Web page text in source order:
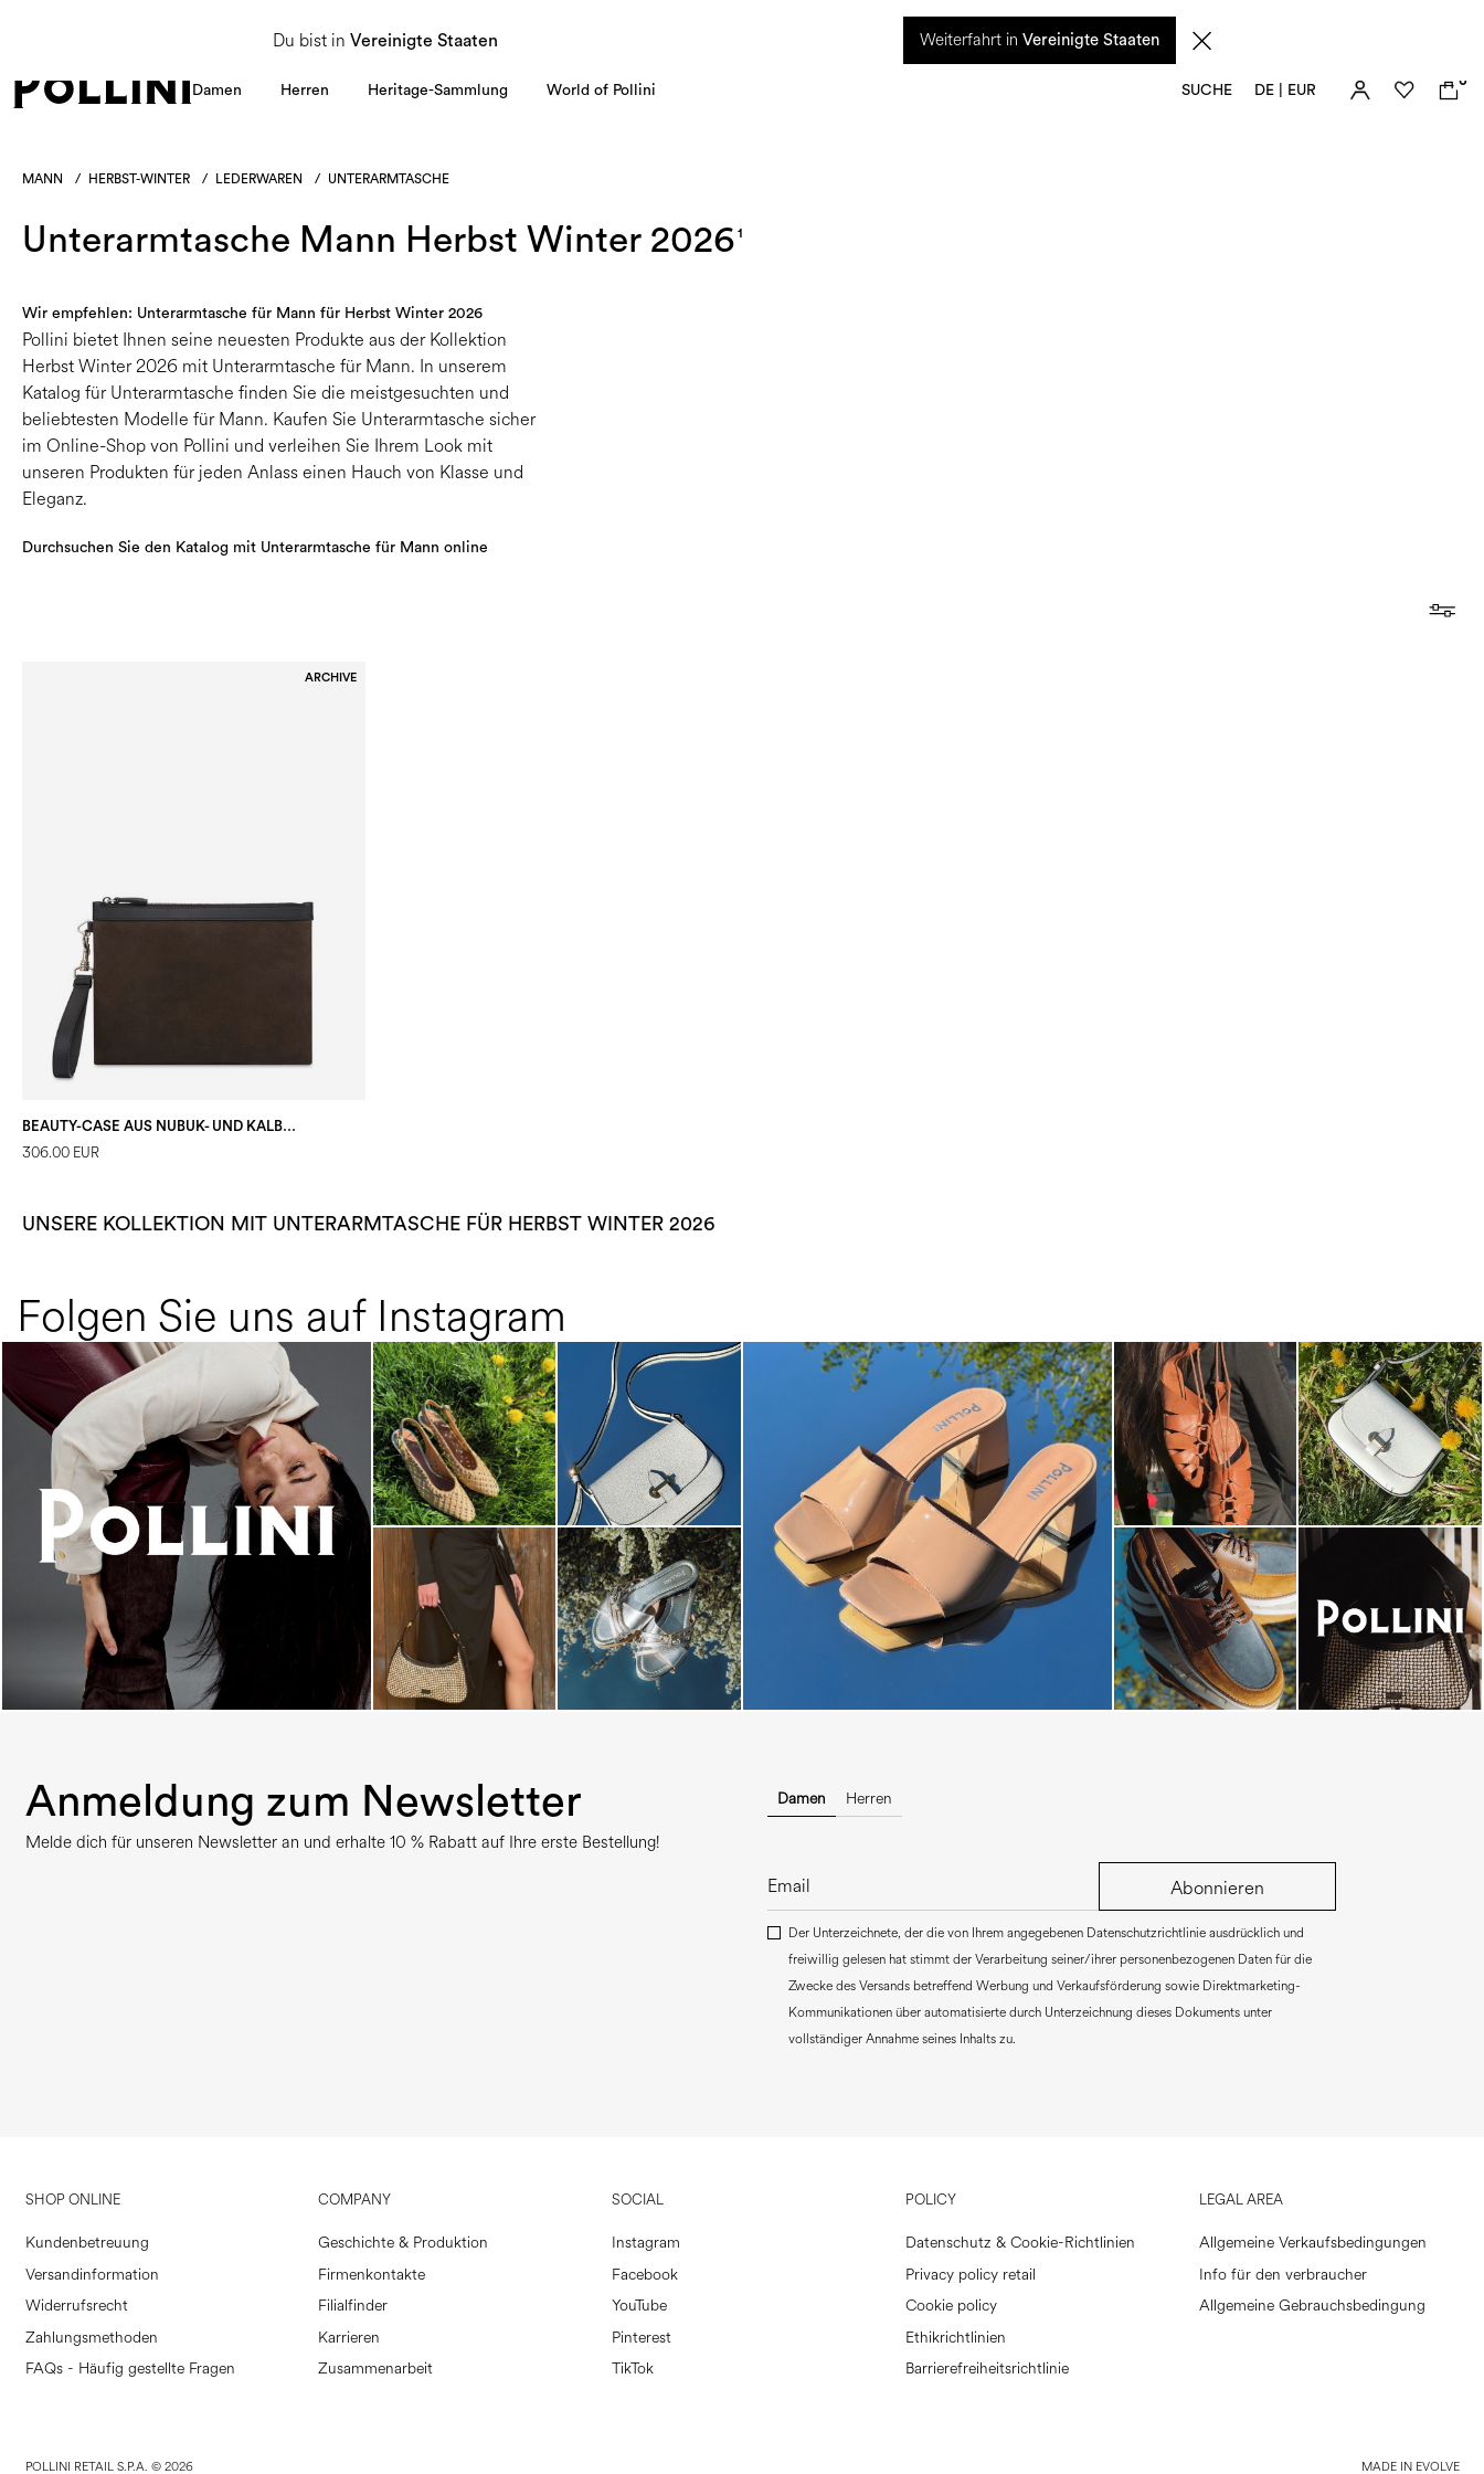
Du bist in Vereinigte Staaten Weiterfahrt in Vereinigte Staaten
NUTZEN SIE DEN SALE UND ENTDECKEN SIE DIE NEUE HERBST/WINTER 2026 KOLLEKTION. Vom 8. bis 16. August ist unser Kundenservice nicht erreichbar. Alle in diesem Zeitraum eingehenden Anfragen sowie mögliche Versandverzögerungen
Damen Herren Heritage-Sammlung World of Pollini SUCHE DE | EUR
0
MANN / HERBST-WINTER / LEDERWAREN / UNTERARMTASCHE
Unterarmtasche Mann Herbst Winter 2026 1
Wir empfehlen: Unterarmtasche für Mann für Herbst Winter 2026
Pollini bietet Ihnen seine neuesten Produkte aus der Kollektion
Herbst Winter 2026 mit Unterarmtasche für Mann. In unserem
Katalog für Unterarmtasche finden Sie die meistgesuchten und
beliebtesten Modelle für Mann. Kaufen Sie Unterarmtasche sicher
im Online-Shop von Pollini und verleihen Sie Ihrem Look mit
unseren Produkten für jeden Anlass einen Hauch von Klasse und
Eleganz.
Durchsuchen Sie den Katalog mit Unterarmtasche für Mann online
ARCHIVE
BEAUTY-CASE AUS NUBUK- UND KALBSLEDER
306.00 EUR
UNSERE KOLLEKTION MIT UNTERARMTASCHE FÜR HERBST WINTER 2026
Folgen Sie uns auf Instagram
An ode to the house’s vibrant Italian roots, the
new...
The most-wanted mules and sandals are now on
sale. ...
Anmeldung zum Newsletter
Melde dich für unseren Newsletter an und erhalte 10 % Rabatt auf Ihre erste Bestellung!
Damen Herren
Abonnieren
Der Unterzeichnete, der die von Ihrem angegebenen Datenschutzrichtlinie ausdrücklich und
freiwillig gelesen hat stimmt der Verarbeitung seiner/ihrer personenbezogenen Daten für die
Zwecke des Versands betreffend Werbung und Verkaufsförderung sowie Direktmarketing-
Kommunikationen über automatisierte durch Unterzeichnung dieses Dokuments unter
vollständiger Annahme seines Inhalts zu.
SHOP ONLINE
Kundenbetreuung
Versandinformation
Widerrufsrecht
Zahlungsmethoden
FAQs - Häufig gestellte Fragen
COMPANY
Geschichte & Produktion
Firmenkontakte
Filialfinder
Karrieren
Zusammenarbeit
SOCIAL
Instagram
Facebook
YouTube
Pinterest
TikTok
POLICY
Datenschutz & Cookie-Richtlinien
Privacy policy retail
Cookie policy
Ethikrichtlinien
Barrierefreiheitsrichtlinie
LEGAL AREA
Allgemeine Verkaufsbedingungen
Info für den verbraucher
Allgemeine Gebrauchsbedingung
POLLINI RETAIL S.P.A. © 2026 MADE IN EVOLVE